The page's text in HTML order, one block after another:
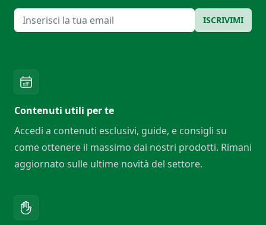
Email ISCRIVIMI
Contenuti utili per te
Accedi a contenuti esclusivi, guide, e consigli su
come ottenere il massimo dai nostri prodotti. Rimani
aggiornato sulle ultime novità del settore.